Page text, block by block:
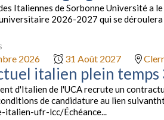
Italiennes de Sorbonne Université
2026-2027 qui se
2026 31 Août 2027
italien plein temps
d'Italien de l'UCA recrute un
de candidature au lien
italien-ufr-lcc/Échéance...